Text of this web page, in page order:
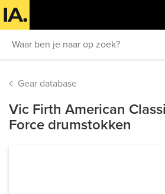
Gear database
Vic Firth American
Force drumstokken